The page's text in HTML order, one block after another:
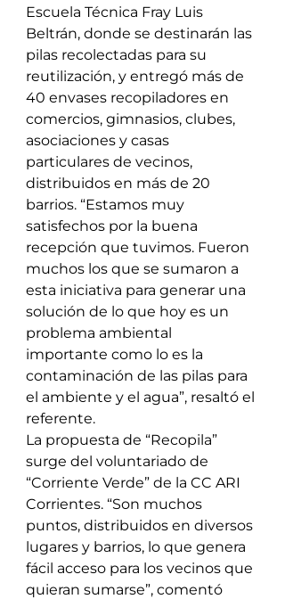
Escuela Técnica Fray Luis
Beltrán, donde se destinarán las
pilas recolectadas para su
reutilización, y entregó más de
40 envases recopiladores en
comercios, gimnasios, clubes,
asociaciones y casas
particulares de vecinos,
distribuidos en más de 20
barrios. “Estamos muy
satisfechos por la buena
recepción que tuvimos. Fueron
muchos los que se sumaron a
esta iniciativa para generar una
solución de lo que hoy es un
problema ambiental
importante como lo es la
contaminación de las pilas para
el ambiente y el agua”, resaltó el
referente.
La propuesta de “Recopila”
surge del voluntariado de
“Corriente Verde” de la CC ARI
Corrientes. “Son muchos
puntos, distribuidos en diversos
lugares y barrios, lo que genera
fácil acceso para los vecinos que
quieran sumarse”, comentó